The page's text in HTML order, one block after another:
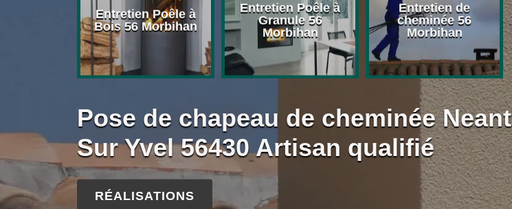
Entretien Poêle à
Bois 56 Morbihan
Entretien Poêle à
Granule 56
Morbihan
Entretien de
cheminée 56
Morbihan
Pose de chapeau de cheminée Neant
Sur Yvel 56430 Artisan qualifié
RÉALISATIONS